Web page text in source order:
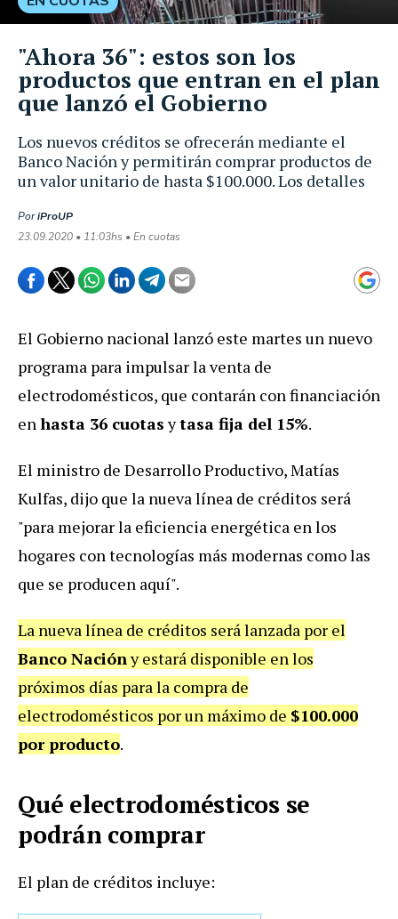
Los nuevos créditos se ofrecerán mediante el
Banco Nación y permitirán comprar productos de
un valor unitario de hasta $100.000. Los detalles
PoriProUP
23.09.2020 • 11:03hs • En cuotas
"Ahora 36": estos son los
productos que entran en el plan
que lanzó el Gobierno
El Gobierno nacional lanzó este martes un nuevo
programa para impulsar la venta de
electrodomésticos, que contarán con financiación
enhasta 36 cuotasytasa fija del 15%.
El ministro de Desarrollo Productivo, Matías
Kulfas, dijo que la nueva línea de créditos será
"para mejorar la eficiencia energética en los
hogares con tecnologías más modernas como las
que se producen aquí".
La nueva línea de créditos será lanzada por el
Banco Nacióny estará disponible en los
próximos días para la compra de
electrodomésticos por un máximo de $100.000
por producto.
Qué electrodomésticos se
podrán comprar
El plan de créditos incluye: